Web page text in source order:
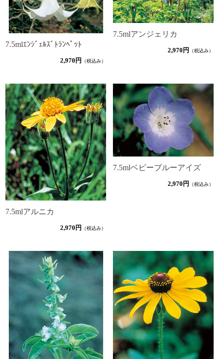
7.5mlｴﾝｼﾞｪﾙｽﾞﾄﾗﾝﾍﾟｯﾄ
2,970円 （税込み）
7.5mlアンジェリカ
2,970円 （税込み）
7.5mlアルニカ
2,970円 （税込み）
7.5mlベビーブルーアイズ
2,970円 （税込み）